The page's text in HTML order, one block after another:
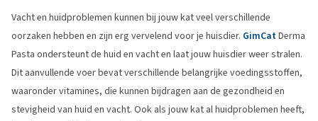
Vacht en huidproblemen kunnen bij jouw kat veel verschillende
oorzaken hebben en zijn erg vervelend voor je huisdier. GimCatDerma
Pasta ondersteunt de huid en vacht en laat jouw huisdier weer stralen.
Dit aanvullende voer bevat verschillende belangrijke voedingsstoffen,
waaronder vitamines, die kunnen bijdragen aan de gezondheid en
stevigheid van huid en vacht. Ook als jouw kat al huidproblemen heeft,